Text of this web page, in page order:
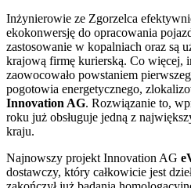
Inżynierowie ze Zgorzelca
ekokonwersję do opracowania
zastosowanie w kopalniach oraz są
krajową firmę kurierską. Co więcej,
zaowocowało powstaniem
pogotowia energetycznego,
Innovation AG. Rozwiązanie to,
roku już obsługuje jedną z
kraju.
Najnowszy projekt Innovation AG
dostawczy, który całkowicie jest